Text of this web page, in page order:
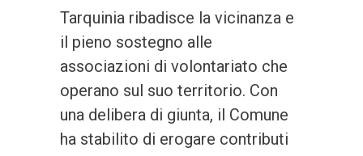
Tarquinia ribadisce la vicinanza e
il pieno sostegno alle
associazioni di volontariato che
operano sul suo territorio. Con
una delibera di giunta, il Comune
ha stabilito di erogare contributi